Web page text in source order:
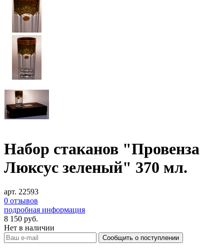
Набор стаканов "Провенза
Люксуc зеленый" 370 мл.
арт. 22593
0 отзывов
подробная информация
8 150 руб.
Нет в наличии